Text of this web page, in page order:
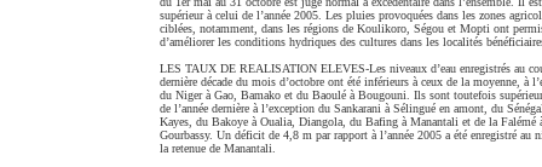
supérieur à celui de l’année 2005. Les pluies provoquées dans les zones
ciblées, notamment, dans les régions de Koulikoro, Ségou et Mopti ont
d’améliorer les conditions hydriques des cultures dans les localités
LES TAUX DE REALISATION ELEVES-Les niveaux d’eau enregistrés au
dernière décade du mois d’octobre ont été inférieurs à ceux de la moyenne, à
du Niger à Gao, Bamako et du Baoulé à Bougouni. Ils sont toutefois
de l’année dernière à l’exception du Sankarani à Sélingué en amont, du
Kayes, du Bakoye à Oualia, Diangola, du Bafing à Manantali et de la Falémé
Gourbassy. Un déficit de 4,8 m par rapport à l’année 2005 a été enregistré au
la retenue de Manantali.